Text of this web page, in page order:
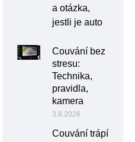
a otázka,
jestli je auto
Couvání bez
stresu:
Technika,
pravidla,
kamera
3.8.2026
Couvání trápí